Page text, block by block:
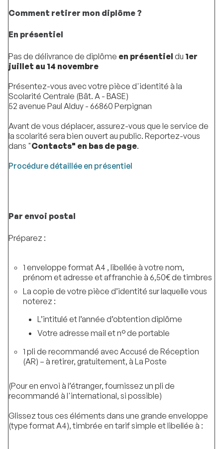
Comment retirer mon diplôme ?
En présentiel
Pas de délivrance de diplôme en présentiel du 1er
juillet au 14 novembre
Présentez-vous avec votre pièce d'identité à la
Scolarité Centrale (Bât. A - BASE)
52 avenue Paul Alduy - 66860 Perpignan
Avant de vous déplacer, assurez-vous que le service de
la scolarité sera bien ouvert au public. Reportez-vous
dans "Contacts" en bas de page.
Procédure détaillée en présentiel
Par envoi postal
Préparez :
1 enveloppe format A4 , libellée à votre nom,
prénom et adresse et affranchie à 6,50€ de timbres
La copie de votre pièce d’identité sur laquelle vous
noterez :
L’intitulé et l’année d’obtention diplôme
Votre adresse mail et n° de portable
1 pli de recommandé avec Accusé de Réception
(AR) – à retirer, gratuitement, à La Poste
(Pour en envoi à l’étranger, fournissez un pli de
recommandé à l'international, si possible)
Glissez tous ces éléments dans une grande enveloppe
(type format A4), timbrée en tarif simple et libellée à :